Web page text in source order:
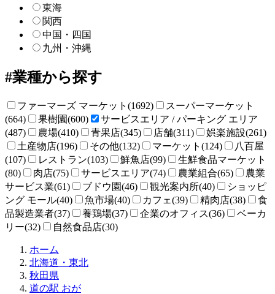
東海
関西
中国・四国
九州・沖縄
業種から探す
ファーマーズ マーケット(1692)
スーパーマーケット
(664)
果樹園(600)
サービスエリア / パーキング エリア
(487)
農場(410) 青果店(345) 店舗(311)
娯楽施設(261)
土産物店(196)
その他(132) マーケット(124)
八百屋
(107)
レストラン(103) 鮮魚店(99)
生鮮食品マーケット
(80)
肉店(75) サービスエリア(74) 農業組合(65)
農業
サービス業(61)
ブドウ園(46) 観光案内所(40)
ショッピ
ング モール(40)
魚市場(40) カフェ(39) 精肉店(38)
食
品製造業者(37)
養鶏場(37) 企業のオフィス(36)
ベーカ
リー(32)
自然食品店(30)
ホーム
売
ね
北海道・東北
秋田県
道の駅 おが